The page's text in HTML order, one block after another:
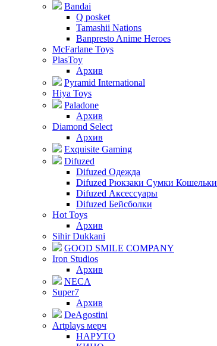
Bandai
Q posket
Tamashii Nations
Banpresto Anime Heroes
McFarlane Toys
PlasToy
Архив
Pyramid International
Hiya Toys
Paladone
Архив
Diamond Select
Архив
Exquisite Gaming
Difuzed
Difuzed Одежда
Difuzed Рюкзаки Сумки Кошельки
Difuzed Аксессуары
Difuzed Бейсболки
Hot Toys
Архив
Sihir Dukkani
GOOD SMILE COMPANY
Iron Studios
Архив
NECA
Super7
Архив
DeAgostini
Artplays мерч
НАРУТО